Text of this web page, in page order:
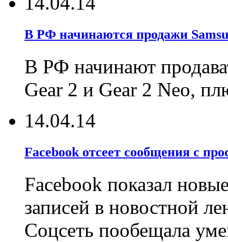
В РФ начинаются продажи
В РФ начинают
Gear 2 и Gear 2 Neo,
14.04.14
Facebook отсеет сообщения с
Facebook показал
записей в новостной
Соцсеть пообещала